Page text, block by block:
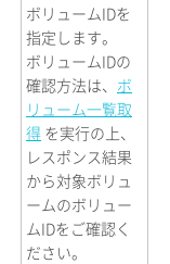
ボリュームIDを
指定します。
ボリュームIDの
確認方法は、 ボ
リューム一覧取
得 を実行の上、
レスポンス結果
から対象ボリュ
ームのボリュー
ムIDをご確認く
ださい。